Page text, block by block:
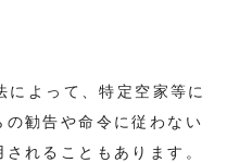
よって、特定空家等に
勧告や命令に従わない
れることもあります。